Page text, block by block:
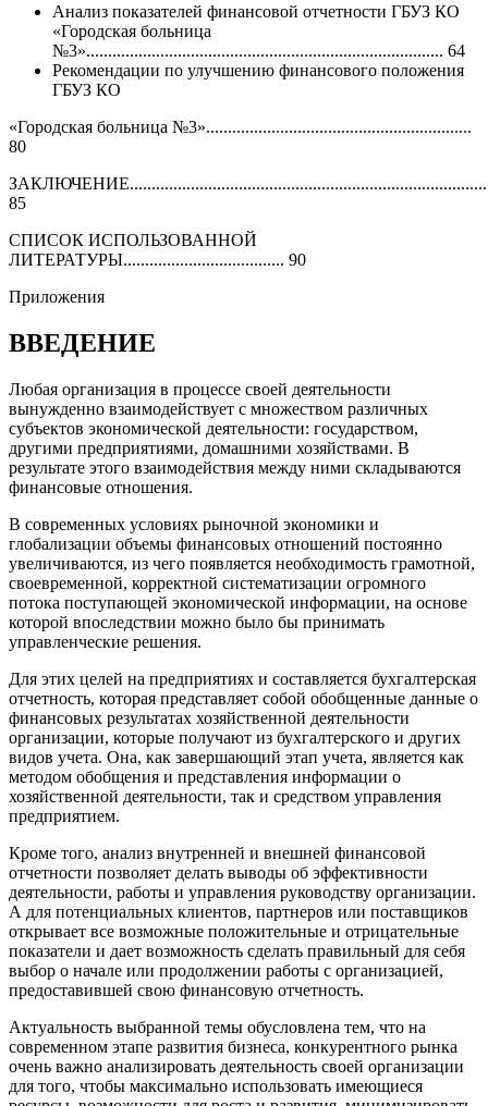
Анализ показателей финансовой отчетности ГБУЗ КО
«Городская больница
№3».................................................................................. 64
Рекомендации по улучшению финансового положения
ГБУЗ КО
«Городская больница №3».............................................................
80
85
СПИСОК ИСПОЛЬЗОВАННОЙ
ЛИТЕРАТУРЫ..................................... 90
Приложения
ВВЕДЕНИЕ
Любая организация в процессе своей деятельности
вынужденно взаимодействует с множеством различных
субъектов экономической деятельности: государством,
другими предприятиями, домашними хозяйствами. В
результате этого взаимодействия между ними складываются
финансовые отношения.
В современных условиях рыночной экономики и
глобализации объемы финансовых отношений постоянно
увеличиваются, из чего появляется необходимость грамотной,
своевременной, корректной систематизации огромного
потока поступающей экономической информации, на основе
которой впоследствии можно было бы принимать
управленческие решения.
Для этих целей на предприятиях и составляется бухгалтерская
отчетность, которая представляет собой обобщенные данные о
финансовых результатах хозяйственной деятельности
организации, которые получают из бухгалтерского и других
видов учета. Она, как завершающий этап учета, является как
методом обобщения и представления информации о
хозяйственной деятельности, так и средством управления
предприятием.
Кроме того, анализ внутренней и внешней финансовой
отчетности позволяет делать выводы об эффективности
деятельности, работы и управления руководству организации.
А для потенциальных клиентов, партнеров или поставщиков
открывает все возможные положительные и отрицательные
показатели и дает возможность сделать правильный для себя
выбор о начале или продолжении работы с организацией,
предоставившей свою финансовую отчетность.
Актуальность выбранной темы обусловлена тем, что на
современном этапе развития бизнеса, конкурентного рынка
очень важно анализировать деятельность своей организации
для того, чтобы максимально использовать имеющиеся